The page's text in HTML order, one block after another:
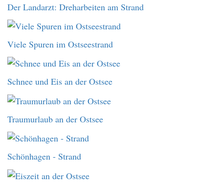
Der Landarzt: Dreharbeiten am Strand
Viele Spuren im Ostseestrand
Schnee und Eis an der Ostsee
Traumurlaub an der Ostsee
Schönhagen - Strand